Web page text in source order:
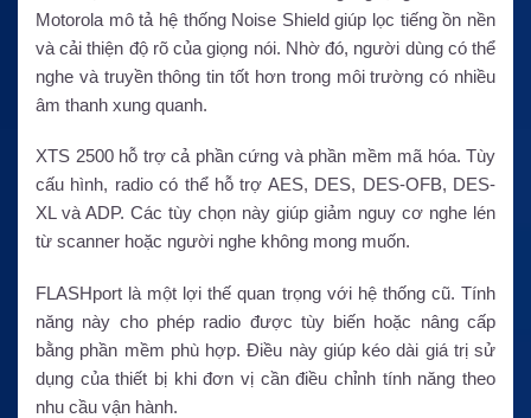
Motorola mô tả hệ thống Noise Shield giúp lọc tiếng ồn nền
và cải thiện độ rõ của giọng nói. Nhờ đó, người dùng có thể
nghe và truyền thông tin tốt hơn trong môi trường có nhiều
âm thanh xung quanh.
XTS 2500 hỗ trợ cả phần cứng và phần mềm mã hóa. Tùy
cấu hình, radio có thể hỗ trợ AES, DES, DES-OFB, DES-
XL và ADP. Các tùy chọn này giúp giảm nguy cơ nghe lén
từ scanner hoặc người nghe không mong muốn.
FLASHport là một lợi thế quan trọng với hệ thống cũ. Tính
năng này cho phép radio được tùy biến hoặc nâng cấp
bằng phần mềm phù hợp. Điều này giúp kéo dài giá trị sử
dụng của thiết bị khi đơn vị cần điều chỉnh tính năng theo
nhu cầu vận hành.